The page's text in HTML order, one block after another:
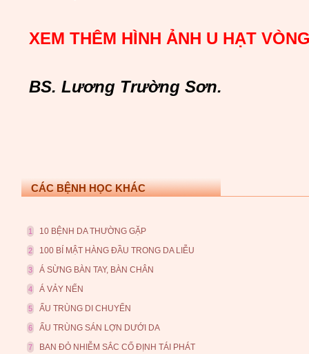
XEM THÊM HÌNH ẢNH U HẠT
BS. Lương Trường Sơn.
CÁC BỆNH HỌC KHÁC
1 10 BỆNH DA THƯỜNG GẶP
2 100 BÍ MẬT HÀNG ĐẦU TRONG DA LIỄU
3 Á SỪNG BÀN TAY, BÀN CHÂN
4 Á VẢY NẾN
5 ẤU TRÙNG DI CHUYỂN
6 ẤU TRÙNG SÁN LỢN DƯỚI DA
7 BAN ĐỎ NHIỄM SẮC CỐ ĐỊNH TÁI PHÁT